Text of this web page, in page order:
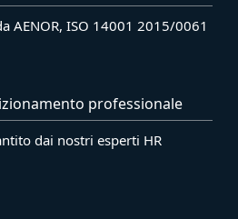
AENOR, ISO 14001 2015/0061
professionale
dai nostri esperti HR